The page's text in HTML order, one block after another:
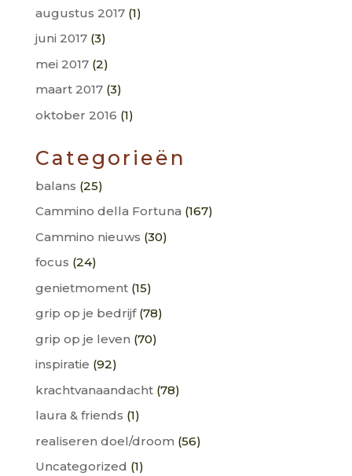
augustus 2017(1)
juni 2017(3)
mei 2017(2)
maart 2017(3)
oktober 2016 (1)
Categorieën
balans (25)
Cammino della Fortuna (167)
Cammino nieuws (30)
focus (24)
genietmoment(15)
grip op je bedrijf(78)
grip op je leven (70)
inspiratie (92)
krachtvanaandacht(78)
laura & friends (1)
realiseren doel/droom (56)
Uncategorized (1)